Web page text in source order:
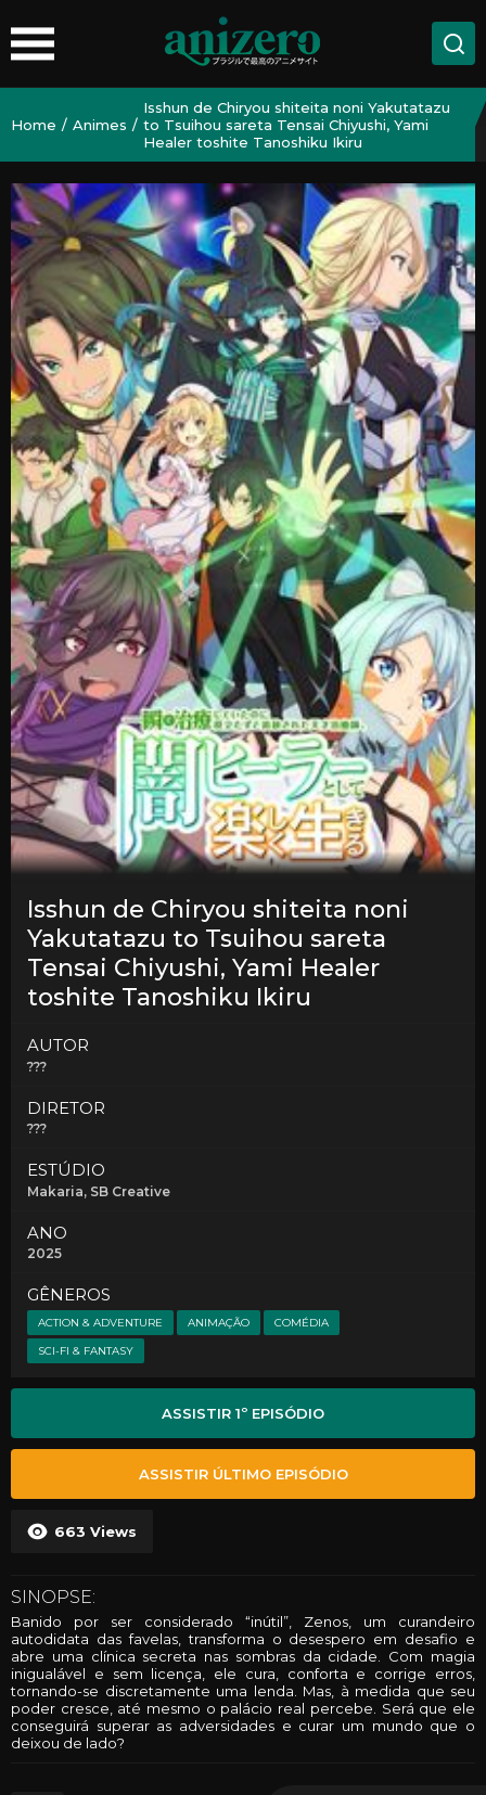
Home Animes
Isshun de Chiryou shiteita noni Yakutatazu
to Tsuihou sareta Tensai Chiyushi, Yami
Healer toshite Tanoshiku Ikiru
Isshun de Chiryou shiteita noni
Yakutatazu to Tsuihou sareta
Tensai Chiyushi, Yami Healer
toshite Tanoshiku Ikiru
AUTOR
???
DIRETOR
???
ESTÚDIO
Makaria, SB Creative
ANO
2025
GÊNEROS
ACTION & ADVENTURE ANIMAÇÃO
COMÉDIA
SCI-FI & FANTASY
663 Views
ASSISTIR 1º EPISÓDIO
ASSISTIR ÚLTIMO EPISÓDIO
SINOPSE:
Banido por ser considerado “inútil”, Zenos, um curandeiro
autodidata das favelas, transforma o desespero em desafio e
abre uma clínica secreta nas sombras da cidade. Com magia
inigualável e sem licença, ele cura, conforta e corrige erros,
tornando-se discretamente uma lenda. Mas, à medida que seu
poder cresce, até mesmo o palácio real percebe. Será que ele
conseguirá superar as adversidades e curar um mundo que o
deixou de lado?